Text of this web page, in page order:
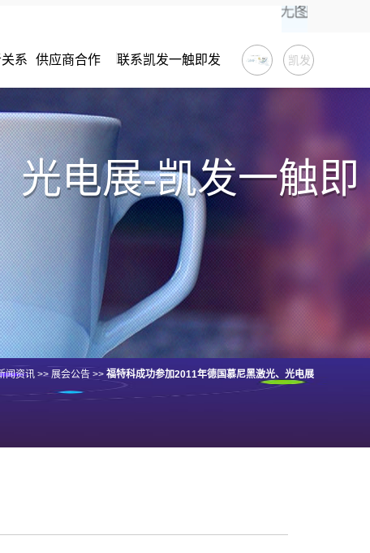
凯发
一触
系 供应商合作 联系凯发一触即发
光电展-凯发一触即
闻资讯 >>展会公告 >>福特科成功参加2011年德国慕尼黑激光、光电展